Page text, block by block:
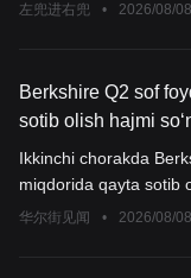
qilamanmi?
左兜进右兜 • 2026/08/
Berkshire Q2 sof
sotib olish hajmi
yetdi, Google eng
Ikkinchi chorakda
miqdorida qayta sotib
olingan miqdor atigi
华尔街见闻 • 2026/08/